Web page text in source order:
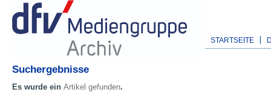
STARTSEITE
Suchergebnisse
Es wurde ein Artikel gefunden.